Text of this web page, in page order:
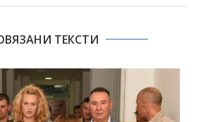
ТЕКСТИ